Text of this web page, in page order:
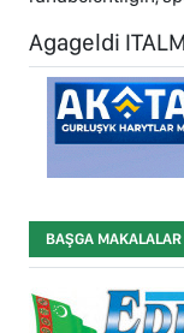
Agageldi
BAŞGA MAKALALAR